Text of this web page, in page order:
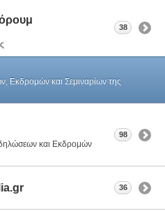
38
Εκδρομών και Σεμιναρίων της
και Εκδρομών
98
36